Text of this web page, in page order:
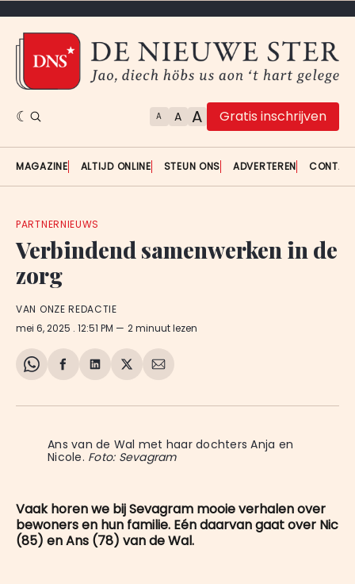
A A A Gratis inschrijven
MAGAZINE ALTIJD ONLINE STEUN ONS ADVERTEREN
PARTNERNIEUWS
Verbindend samenwerken in de
zorg
VAN ONZE REDACTIE
mei 6, 2025 . 12:51 PM 2 minuut lezen
Share
WhatsApp
Delen
Facebook
Delen
LinkedIn
Share
X
Deel
E-
Ans van de Wal met haar dochters Anja en
Nicole. Foto: Sevagram
Vaak horen we bij Sevagram mooie verhalen over
bewoners en hun familie. Eén daarvan gaat over Nic
(85) en Ans (78) van de Wal.